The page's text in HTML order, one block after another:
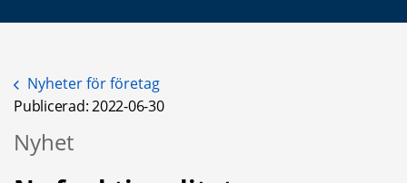
Nyheter för företag
Publicerad: 2022-06-30
Nyhet